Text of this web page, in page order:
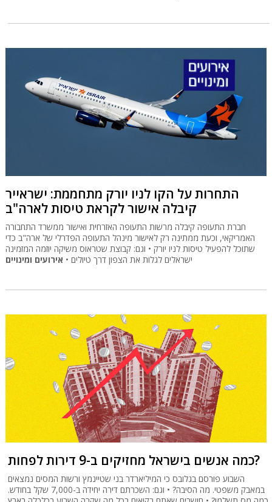
התחרות על הקו לניו יורק מתחממת: ישראייר
קיבלה אישור לקראת טיסות לארה"ב
חברת התעופה קיבלה מרשות התעופה האזרחית ואישור ממשרד התחבורה
האמריקאי, וכעת ממתינה רק לאישור מינהל התעופה הפדרלי של ארה"ב כדי
שתוכל להפעיל טיסות לניו יורק • וגם: קבוצת שטראוס משיקה יוזמה המזמינה
ישראלים לגלות את הצפון דרך טיולים • אירועים ומינויים
כמה אנשים בישראל מחזיקים ב-9 דירות לפחות?
השבוע פורסם בגלובס כי המיליארדר בני שטיינמץ ורשות המסים נמצאים
במאבק משפטי. מה הסיבה? • וגם: השכרתם דירה יחידה ב-7,000 שקל בחודש.